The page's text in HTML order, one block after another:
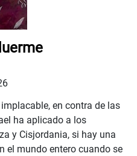
en contra de las
ha aplicado a los
y Cisjordania, si hay una
el mundo entero cuando se